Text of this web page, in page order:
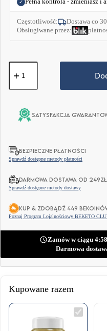
✓
Częstotliwość:
Dostawa co
Obsługiwane przez:
ilość
Keto
Królowa
250g
Satysfakcja
BEZPIECZNE PŁATNOŚCI
Sprawdź dostępne metody płatności
DARMOWA DOSTAWA OD 249ZŁ
Sprawdź dostępne metody dostawy
KUP & ZDOBĄDŹ 449
Poznaj Program Lojalnościowy BEKETO
Zamów w ciągu
Darmowa
Kupowane razem
Keto
Krem™